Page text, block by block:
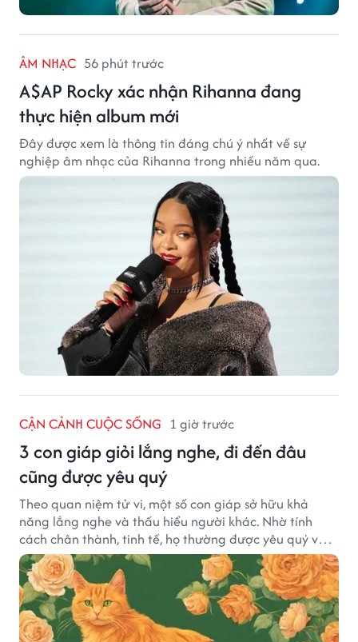
ÂM NHẠC 56 phút trước
A$AP Rocky xác nhận Rihanna đang
thực hiện album mới
Đây được xem là thông tin đáng chú ý nhất về sự
nghiệp âm nhạc của Rihanna trong nhiều năm qua.
CẬN CẢNH CUỘC SỐNG 1 giờ trước
3 con giáp giỏi lắng nghe, đi đến đâu
cũng được yêu quý
Theo quan niệm tử vi, một số con giáp sở hữu khả
năng lắng nghe và thấu hiểu người khác. Nhờ tính
cách chân thành, tinh tế, họ thường được yêu quý và
tạo dựng nhiều mối quan hệ tốt đẹp.